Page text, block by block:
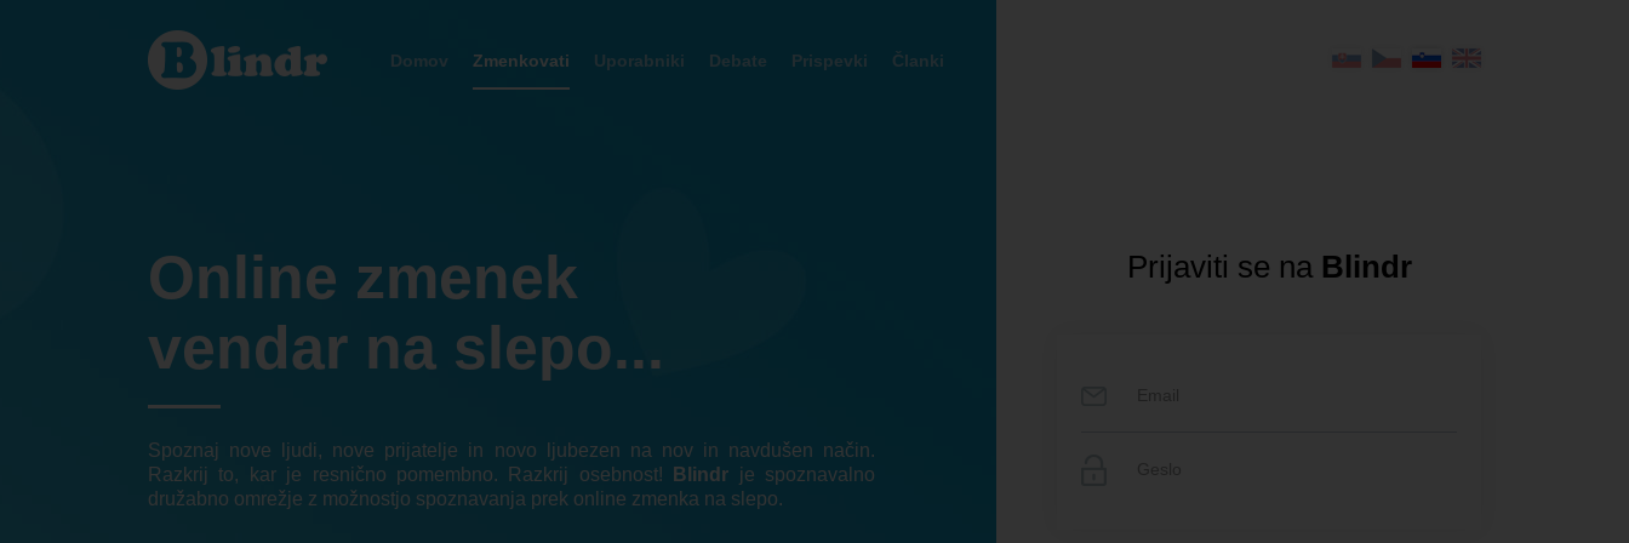
Domov Zmenkovati Uporabniki Debate Prispevki Članki
Online zmenek
vendar na slepo...
Spoznaj nove ljudi, nove prijatelje in novo ljubezen na nov in navdušen način.
Razkrij to, kar je resnično pomembno. Razkrij osebnost!
Blindr je spoznavalno
družabno omrežje z možnostjo spoznavanja prek online zmenka na slepo.
Prijaviti se na Blindr